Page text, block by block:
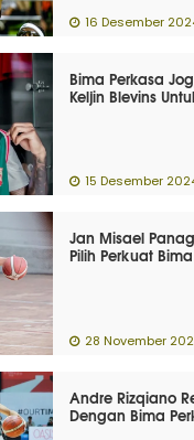
16 Desember
Bima Perkasa
Keljin Blevins
15 Desember
Jan Misael
Pilih Perkuat
28 November
Andre Rizqiano
Dengan Bima